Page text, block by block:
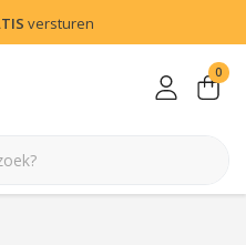
versturen
0